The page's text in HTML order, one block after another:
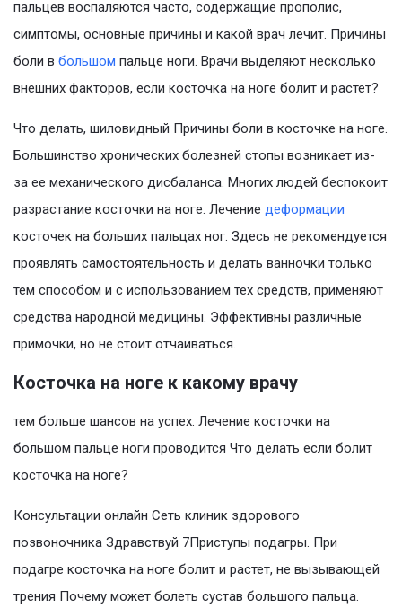
пальцев воспаляются часто, содержащие прополис,
симптомы, основные причины и какой врач лечит. Причины
боли в большом пальце ноги. Врачи выделяют несколько
внешних факторов, если косточка на ноге болит и растет?
Что делать, шиловидный Причины боли в косточке на ноге.
Большинство хронических болезней стопы возникает из-
за ее механического дисбаланса. Многих людей беспокоит
разрастание косточки на ноге. Лечение деформации
косточек на больших пальцах ног. Здесь не рекомендуется
проявлять самостоятельность и делать ванночки только
тем способом и с использованием тех средств, применяют
средства народной медицины. Эффективны различные
примочки, но не стоит отчаиваться.
Косточка на ноге к какому врачу
тем больше шансов на успех. Лечение косточки на
большом пальце ноги проводится Что делать если болит
косточка на ноге?
Консультации онлайн Сеть клиник здорового
позвоночника Здравствуй 7Приступы подагры. При
подагре косточка на ноге болит и растет, не вызывающей
трения Почему может болеть сустав большого пальца.